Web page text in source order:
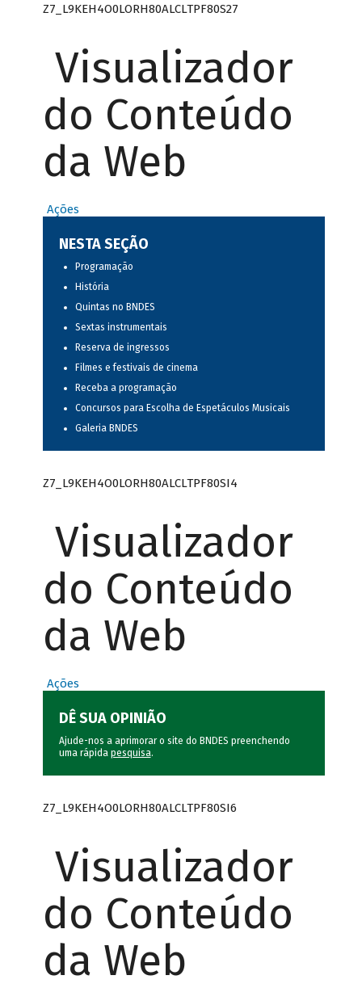
Z7_L9KEH4O0LORH80ALCLTPF80S27
Visualizador
do Conteúdo
da Web
Ações
NESTA SEÇÃO
Programação
História
Quintas no BNDES
Sextas instrumentais
Reserva de ingressos
Filmes e festivais de cinema
Receba a programação
Concursos para Escolha de Espetáculos Musicais
Galeria BNDES
Z7_L9KEH4O0LORH80ALCLTPF80SI4
Visualizador
do Conteúdo
da Web
Ações
DÊ SUA OPINIÃO
Ajude-nos a aprimorar o site do BNDES preenchendo
uma rápida pesquisa.
Z7_L9KEH4O0LORH80ALCLTPF80SI6
Visualizador
do Conteúdo
da Web